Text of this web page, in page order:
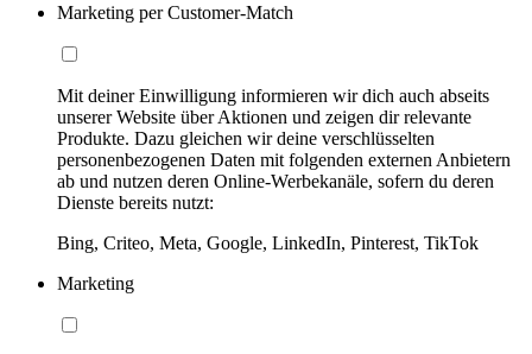
Marketing per Customer-Match
Mit deiner Einwilligung informieren wir dich auch abseits
unserer Website über Aktionen und zeigen dir relevante
Produkte. Dazu gleichen wir deine verschlüsselten
personenbezogenen Daten mit folgenden externen Anbietern
ab und nutzen deren Online-Werbekanäle, sofern du deren
Dienste bereits nutzt:
Bing, Criteo, Meta, Google, LinkedIn, Pinterest, TikTok
Marketing